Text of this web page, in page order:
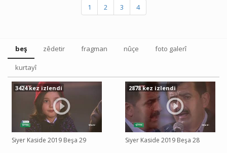
1 2 3 4
beş zêdetir fragman nûçe foto galerî
kurtayî
Siyer Kaside 2019 Beşa 29
3424 kez izlendi
Siyer Kaside 2019 Beşa 28
2878 kez izlendi